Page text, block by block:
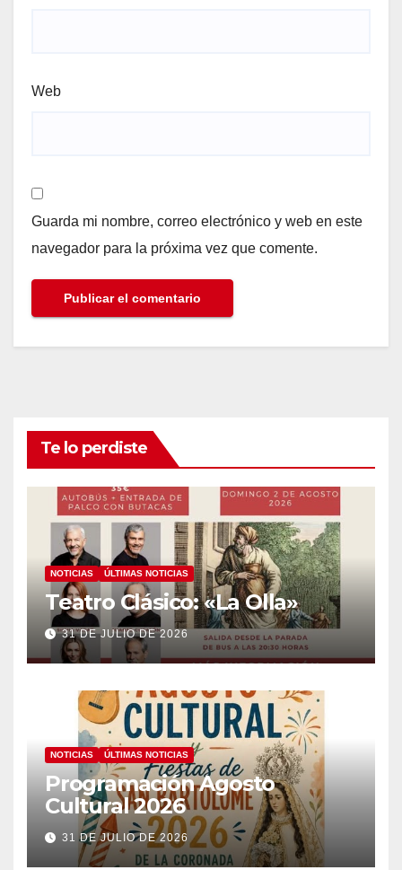
Web
Guarda mi nombre, correo electrónico y web en este
navegador para la próxima vez que comente.
Te lo perdiste
NOTICIAS ÚLTIMAS NOTICIAS
Teatro Clásico: «La Olla»
31 DE JULIO DE 2026
NOTICIAS ÚLTIMAS NOTICIAS
Programación Agosto
Cultural 2026
31 DE JULIO DE 2026